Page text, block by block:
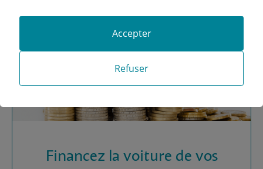
Financez la voiture de vos
Refuser
Accepter